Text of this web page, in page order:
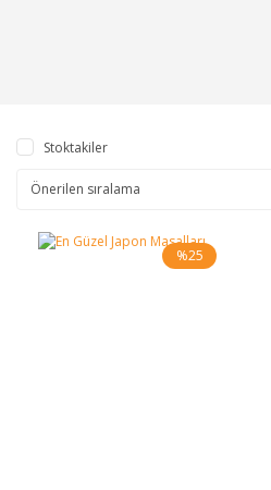
Stoktakiler
%25